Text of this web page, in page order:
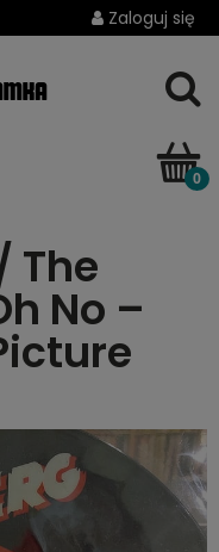
Zaloguj się
The
No ‎–